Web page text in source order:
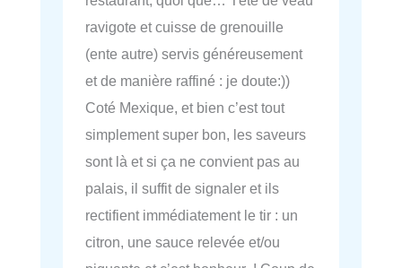
ravigote et cuisse de grenouille
(ente autre) servis généreusement
et de manière raffiné : je doute:))
Coté Mexique, et bien c’est tout
simplement super bon, les saveurs
sont là et si ça ne convient pas au
palais, il suffit de signaler et ils
rectifient immédiatement le tir : un
citron, une sauce relevée et/ou